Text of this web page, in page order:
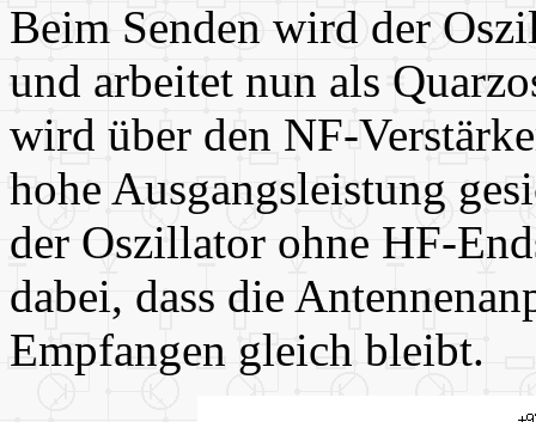
Beim Senden wird der
und arbeitet nun als
wird über den NF-
hohe Ausgangsleistung
der Oszillator ohne HF-
dabei, dass die
Empfangen gleich bleibt.